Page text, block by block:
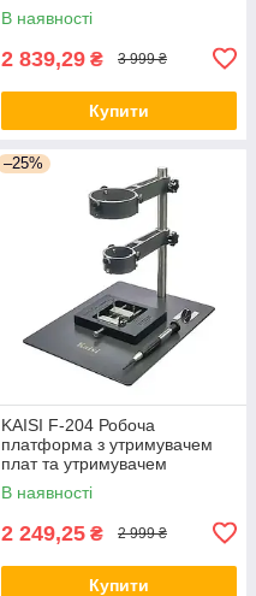
В наявності
2 839,29 ₴ 3 999 ₴
Купити
–25%
KAISI F-204 Робоча
платформа з утримувачем
плат та утримувачем
мікросхем
В наявності
2 249,25 ₴ 2 999 ₴
Купити